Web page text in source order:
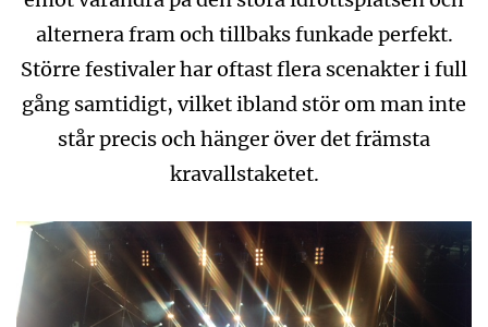
alternera fram och tillbaks funkade perfekt.
Större festivaler har oftast flera scenakter i full
gång samtidigt, vilket ibland stör om man inte
står precis och hänger över det främsta
kravallstaketet.